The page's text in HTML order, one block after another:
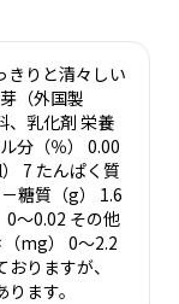
きりと清々しい
（外国製
、乳化剤 栄養
分（％） 0.00
7 たんぱく質
糖質（g） 1.6
0～0.02 その他
mg） 0～2.2
りますが、
ます。